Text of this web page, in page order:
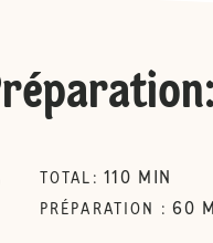
:
TOTAL : 110 MIN
PRÉPARATION : 60